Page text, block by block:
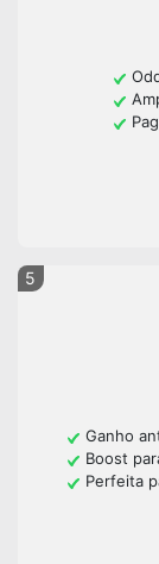
5
Ganho
Boost
Perfeita